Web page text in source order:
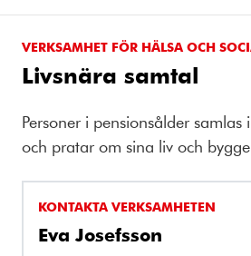
VERKSAMHET FÖR HÄLSA OCH
Livsnära samtal
Personer i pensionsålder
och pratar om sina liv och
KONTAKTA VERKSAMHETEN
Eva Josefsson